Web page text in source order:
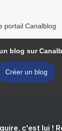
portail Canalblog
blog sur
Créer un blog
c'est lui !